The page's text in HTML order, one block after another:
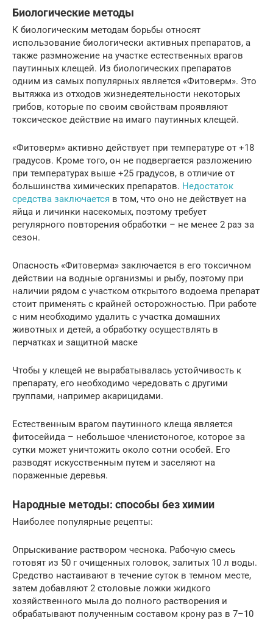
Биологические методы
К биологическим методам борьбы относят
использование биологически активных препаратов, а
также размножение на участке естественных врагов
паутинных клещей. Из биологических препаратов
одним из самых популярных является «Фитоверм». Это
вытяжка из отходов жизнедеятельности некоторых
грибов, которые по своим свойствам проявляют
токсическое действие на имаго паутинных клещей.
«Фитоверм» активно действует при температуре от +18
градусов. Кроме того, он не подвергается разложению
при температурах выше +25 градусов, в отличие от
большинства химических препаратов. Недостаток
средства заключается в том, что оно не действует на
яйца и личинки насекомых, поэтому требует
регулярного повторения обработки – не менее 2 раз за
сезон.
Опасность «Фитоверма» заключается в его токсичном
действии на водные организмы и рыбу, поэтому при
наличии рядом с участком открытого водоема препарат
стоит применять с крайней осторожностью. При работе
с ним необходимо удалить с участка домашних
животных и детей, а обработку осуществлять в
перчатках и защитной маске
Чтобы у клещей не вырабатывалась устойчивость к
препарату, его необходимо чередовать с другими
группами, например акарицидами.
Естественным врагом паутинного клеща является
фитосейида – небольшое членистоногое, которое за
сутки может уничтожить около сотни особей. Его
разводят искусственным путем и заселяют на
пораженные деревья.
Народные методы: способы без химии
Наиболее популярные рецепты:
Опрыскивание раствором чеснока. Рабочую смесь
готовят из 50 г очищенных головок, залитых 10 л воды.
Средство настаивают в течение суток в темном месте,
затем добавляют 2 столовые ложки жидкого
хозяйственного мыла до полного растворения и
обрабатывают полученным составом крону раз в 7–10